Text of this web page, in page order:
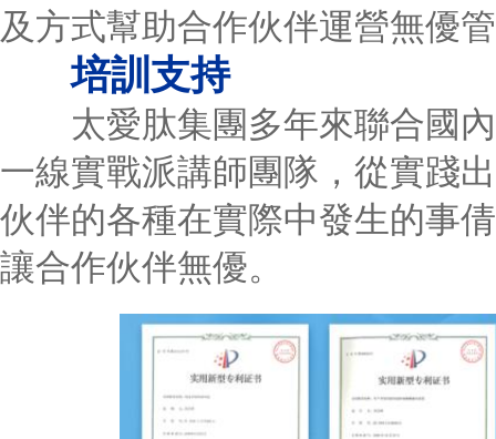
及方式幫助合作伙伴運營無優
培訓支持
太愛肽集團多年來聯合國內
一線實戰派講師團隊，從實踐
伙伴的各種在實際中發生的事
讓合作伙伴無優。